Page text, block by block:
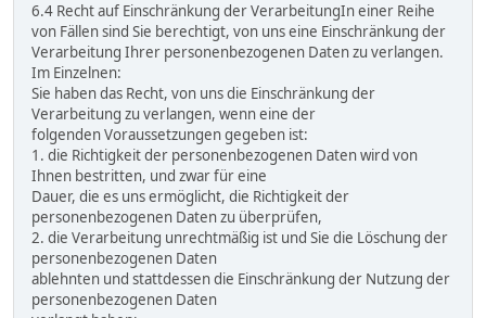
6.4 Recht auf Einschränkung der VerarbeitungIn einer Reihe
von Fällen sind Sie berechtigt, von uns eine Einschränkung der
Verarbeitung Ihrer personenbezogenen Daten zu verlangen.
Im Einzelnen:
Sie haben das Recht, von uns die Einschränkung der
Verarbeitung zu verlangen, wenn eine der
folgenden Voraussetzungen gegeben ist:
1. die Richtigkeit der personenbezogenen Daten wird von
Ihnen bestritten, und zwar für eine
Dauer, die es uns ermöglicht, die Richtigkeit der
personenbezogenen Daten zu überprüfen,
2. die Verarbeitung unrechtmäßig ist und Sie die Löschung der
personenbezogenen Daten
ablehnten und stattdessen die Einschränkung der Nutzung der
personenbezogenen Daten